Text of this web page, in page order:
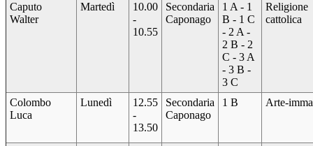
Caputo
Walter
Martedì
10.00
-
10.55
Secondaria
Caponago
1 A - 1
B - 1 C
- 2 A -
2 B - 2
C - 3 A
- 3 B -
3 C
Religione
cattolica
Colombo
Luca
Lunedì
12.55
-
13.50
Secondaria
Caponago
1 B Arte-